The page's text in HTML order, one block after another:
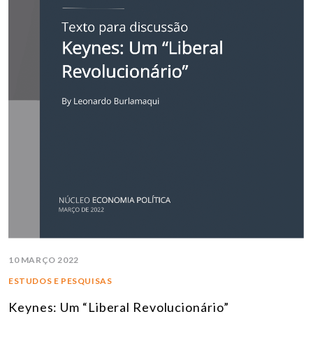
10 MARÇO 2022
ESTUDOS E PESQUISAS
Keynes: Um “Liberal Revolucionário”